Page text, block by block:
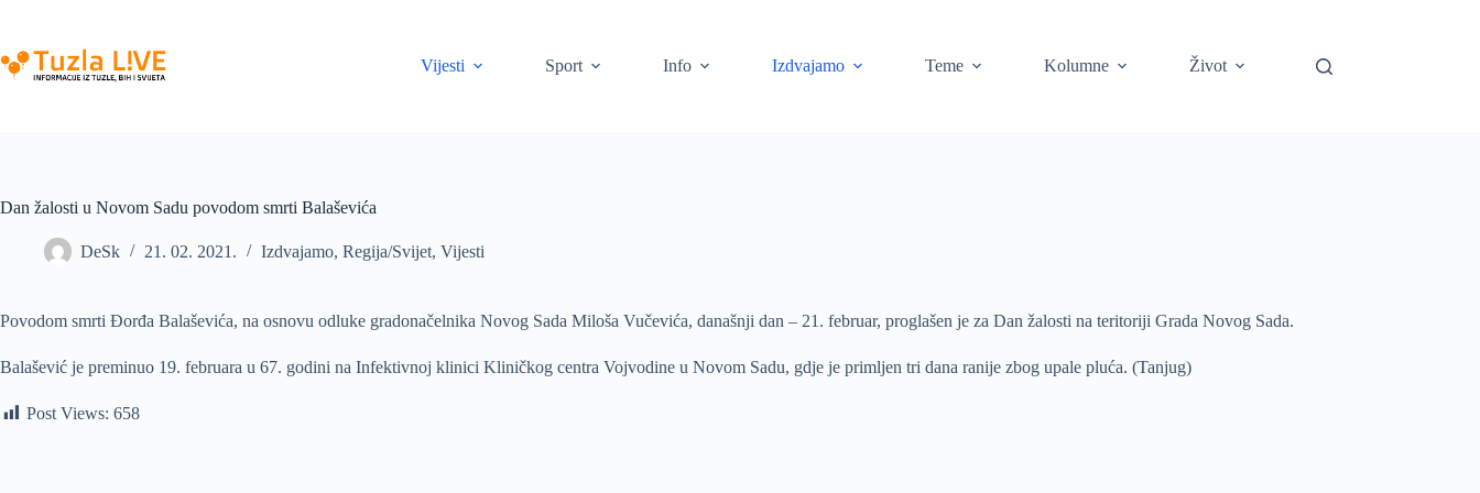
content
Vijesti
Sport Info Izdvajamo Teme Kolumne Život
Dan žalosti u Novom Sadu povodom smrti Balaševića
DeSk 21. 02. 2021. Izdvajamo, Regija/Svijet, Vijesti
Povodom smrti Ðorđa Balaševića, na osnovu odluke gradonačelnika Novog Sada Miloša Vučevića, današnji dan – 21. februar, proglašen je za Dan žalosti na teritoriji Grada Novog Sada.
Balašević je preminuo 19. februara u 67. godini na Infektivnoj klinici Kliničkog centra Vojvodine u Novom Sadu, gdje je primljen tri dana ranije zbog upale pluća. (Tanjug)
Post Views: 658